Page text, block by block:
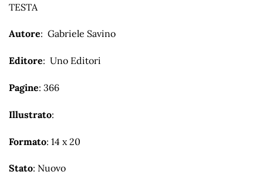
TESTA
Autore: Gabriele Savino
Editore: Uno Editori
Pagine: 366
Illustrato:
Formato: 14 x 20
Stato: Nuovo